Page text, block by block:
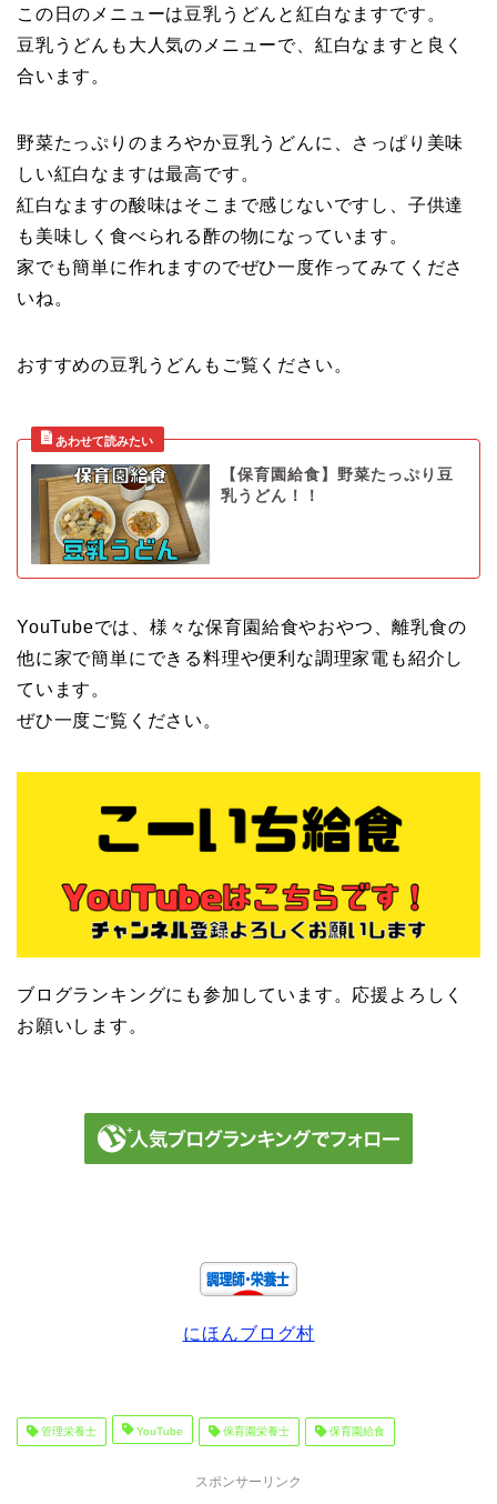
この日のメニューは豆乳うどんと紅白なますです。
豆乳うどんも大人気のメニューで、紅白なますと良く
合います。
野菜たっぷりのまろやか豆乳うどんに、さっぱり美味
しい紅白なますは最高です。
紅白なますの酸味はそこまで感じないですし、子供達
も美味しく食べられる酢の物になっています。
家でも簡単に作れますのでぜひ一度作ってみてくださ
いね。
おすすめの豆乳うどんもご覧ください。
【保育園給食】野菜たっぷり豆
乳うどん！！
YouTubeでは、様々な保育園給食やおやつ、離乳食の
他に家で簡単にできる料理や便利な調理家電も紹介し
ています。
ぜひ一度ご覧ください。
ブログランキングにも参加しています。応援よろしく
お願いします。
にほんブログ村
管理栄養士 YouTube 保育園栄養士 保育園給食
スポンサーリンク